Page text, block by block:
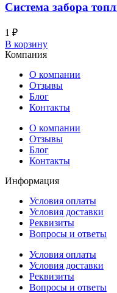
Система забора
1 ₽
В корзину
Компания
О компании
Отзывы
Блог
Контакты
О компании
Отзывы
Блог
Контакты
Информация
Условия оплаты
Условия доставки
Реквизиты
Вопросы и ответы
Условия оплаты
Условия доставки
Реквизиты
Вопросы и ответы